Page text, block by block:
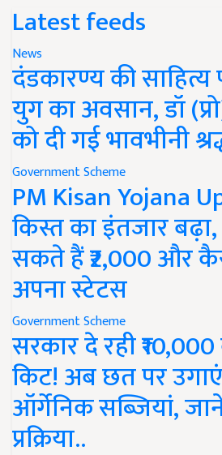
Latest feeds
News
दंडकारण्य की
युग का अवसान, डॉ
को दी गई भावभीनी
Government Scheme
PM Kisan Yojana
किस्त का इंतजार
सकते हैं ₹2,000 और
अपना स्टेटस
Government Scheme
सरकार दे रही ₹10,000
किट! अब छत पर
ऑर्गेनिक सब्जियां,
प्रक्रिया..